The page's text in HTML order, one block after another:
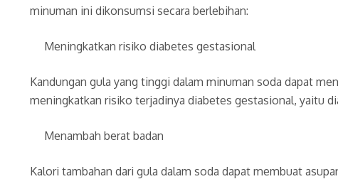
minuman ini dikonsumsi secara berlebihan:
Meningkatkan risiko diabetes gestasional
Kandungan gula yang tinggi dalam minuman soda dapat
meningkatkan risiko terjadinya diabetes gestasional, yaitu
Menambah berat badan
Kalori tambahan dari gula dalam soda dapat membuat